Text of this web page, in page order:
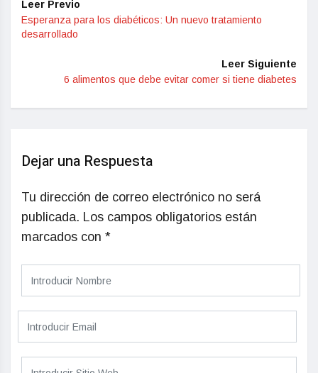
Leer Previo
Esperanza para los diabéticos: Un nuevo tratamiento
desarrollado
Leer Siguiente
6 alimentos que debe evitar comer si tiene diabetes
Dejar una Respuesta
Tu dirección de correo electrónico no será
publicada. Los campos obligatorios están
marcados con *